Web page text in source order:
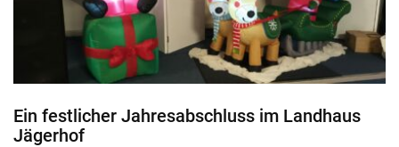
Ein festlicher Jahresabschluss im Landhaus
Jägerhof